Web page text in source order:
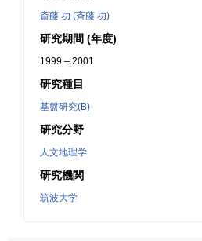
斎藤 功 (斉藤 功)
研究期間 (年度)
1999 – 2001
研究種目
基盤研究(B)
研究分野
人文地理学
研究機関
筑波大学